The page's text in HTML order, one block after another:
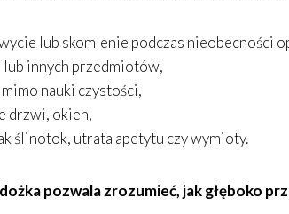
lub skomlenie podczas nieobecności
innych przedmiotów,
nauki czystości,
drzwi, okien,
ślinotok, utrata apetytu czy wymioty.
pozwala zrozumieć, jak głęboko